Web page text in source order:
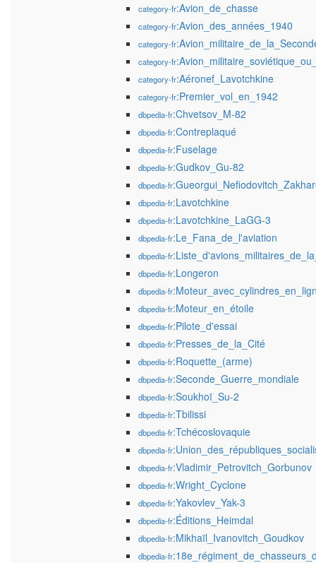
category-fr:Avion_de_chasse
category-fr:Avion_des_années_1940
category-fr
category-fr
category-fr:Aéronef_Lavotchkine
category-fr:Premier_vol_en_1942
dbpedia-fr:Chvetsov_M-82
dbpedia-fr:Contreplaqué
dbpedia-fr:Fuselage
dbpedia-fr:Gudkov_Gu-82
dbpedia-fr
dbpedia-fr:Lavotchkine
dbpedia-fr:Lavotchkine_LaGG-3
dbpedia-fr:Le_Fana_de_l'aviation
dbpedia-fr
dbpedia-fr:Longeron
dbpedia-fr
dbpedia-fr:Moteur_en_étoile
dbpedia-fr:Pilote_d'essai
dbpedia-fr:Presses_de_la_Cité
dbpedia-fr:Roquette_(arme)
dbpedia-fr:Seconde_Guerre_mondiale
dbpedia-fr:Soukhoï_Su-2
dbpedia-fr:Tbilissi
dbpedia-fr:Tchécoslovaquie
dbpedia-fr
dbpedia-fr:Vladimir_Petrovitch_Gorbunov
dbpedia-fr:Wright_Cyclone
dbpedia-fr:Yakovlev_Yak-3
dbpedia-fr:Éditions_Heimdal
dbpedia-fr:Mikhaïl_Ivanovitch_Goudkov
dbpedia-fr